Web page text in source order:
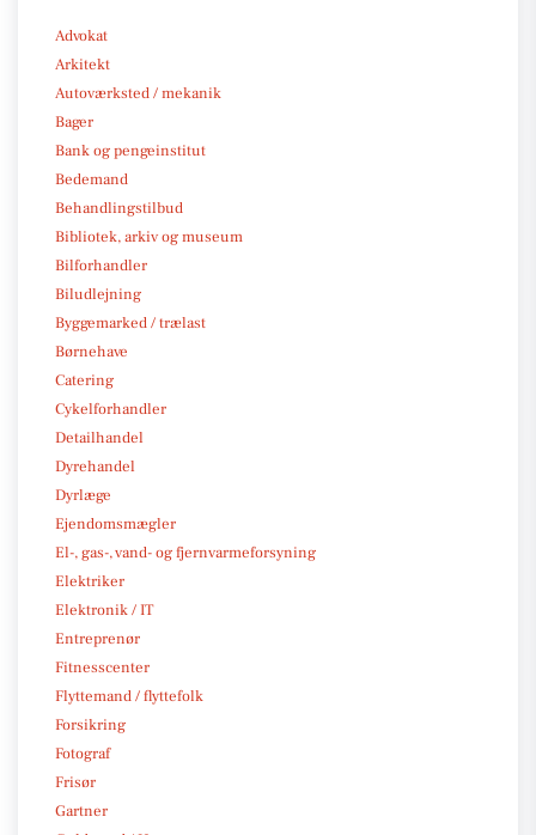
Advokat
Arkitekt
Autoværksted / mekanik
Bager
Bank og pengeinstitut
Bedemand
Behandlingstilbud
Bibliotek, arkiv og museum
Bilforhandler
Biludlejning
Byggemarked / trælast
Børnehave
Catering
Cykelforhandler
Detailhandel
Dyrehandel
Dyrlæge
Ejendomsmægler
El-, gas-, vand- og fjernvarmeforsyning
Elektriker
Elektronik / IT
Entreprenør
Fitnesscenter
Flyttemand / flyttefolk
Forsikring
Fotograf
Frisør
Gartner